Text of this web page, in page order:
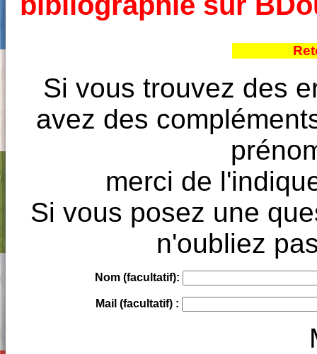
Si vous trouvez des
avez des
merci de
Si vous posez une
n'oubliez
Nom (facultatif):
Mail (facultatif) :